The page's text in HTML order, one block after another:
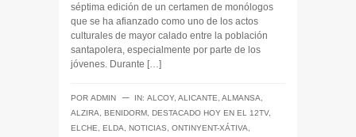
séptima edición de un certamen de monólogos
que se ha afianzado como uno de los actos
culturales de mayor calado entre la población
santapolera, especialmente por parte de los
jóvenes. Durante […]
POR ADMIN ─ IN: ALCOY, ALICANTE ALMANSA
ALZIRA
BENIDORM DESTACADO HOY EN EL 12TV,
ELCHE
ELDA NOTICIAS ONTINYENT-XÁTIVA